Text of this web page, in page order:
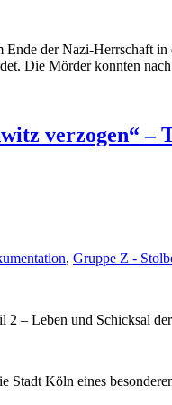
der Nazi-Herrschaft
Die Mörder konnten
verzogen“ –
, Gruppe Z -
– Leben und Schicksal
Stadt Köln eines